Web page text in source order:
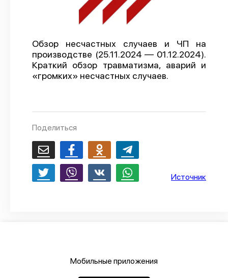
Предложить публикацию
API
О проекте
Политика конфиденциальности
Обзор несчастных случаев и ЧП на
производстве (25.11.2024 — 01.12.2024).
Краткий обзор травматизма, аварий и
«громких» несчастных случаев.
Поделиться
Источник
Мобильные приложения